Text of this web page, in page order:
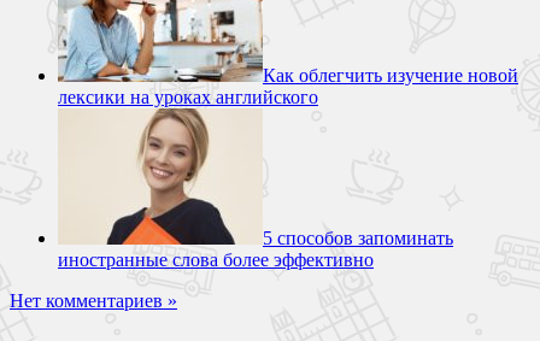
Как облегчить изучение новой
лексики на уроках английского
5 способов запоминать
иностранные слова более эффективно
Нет комментариев »